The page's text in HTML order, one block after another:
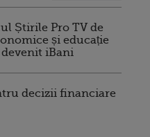
Știrile Pro TV de
și educație
iBani
decizii financiare